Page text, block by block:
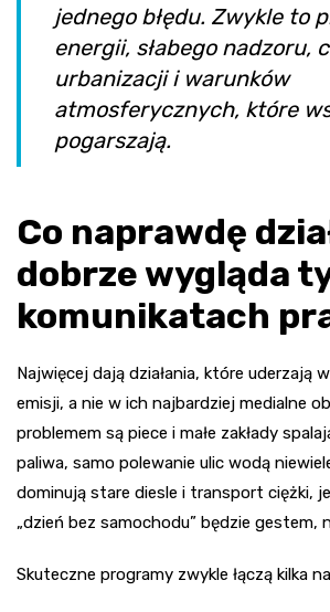
jednego błędu. Zwykle to
energii, słabego nadzoru,
urbanizacji i warunków
atmosferycznych, które
pogarszają.
Co naprawdę
dobrze wygląda
komunikatach
Najwięcej dają działania, które uderzają
emisji, a nie w ich najbardziej medialne
problemem są piece i małe zakłady
paliwa, samo polewanie ulic wodą
dominują stare diesle i transport ciężki,
„dzień bez samochodu” będzie gestem,
Skuteczne programy zwykle łączą kilka